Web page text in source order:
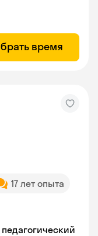
время
17 лет опыта